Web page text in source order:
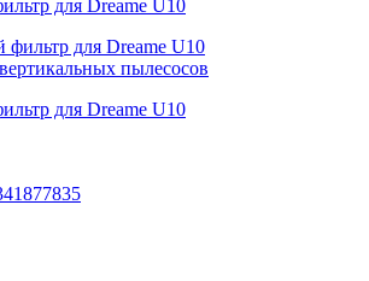
для Dreame U10
пылесосов
для Dreame U10